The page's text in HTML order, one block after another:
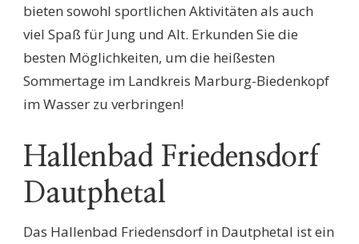
bieten sowohl sportlichen Aktivitäten als auch
viel Spaß für Jung und Alt. Erkunden Sie die
besten Möglichkeiten, um die heißesten
Sommertage im Landkreis Marburg-Biedenkopf
im Wasser zu verbringen!
Hallenbad Friedensdorf
Dautphetal
Das Hallenbad Friedensdorf in Dautphetal ist ein